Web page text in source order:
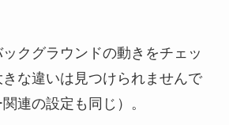
クグラウンドの動きをチェッ
な違いは見つけられませんで
連の設定も同じ）。